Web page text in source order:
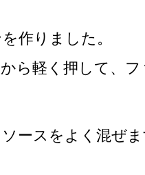
作りました。
ら軽く押して、
ースをよく混ぜ